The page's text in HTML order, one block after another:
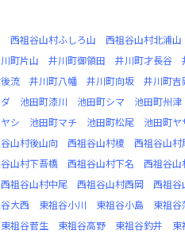
西祖谷山村ふしろ山 西祖谷山村北浦山
町片山 井川町御領田 井川町才長谷
流 井川町八幡 井川町向坂 井川町吉
池田町漆川 池田町シマ 池田町州津
シ 池田町マチ 池田町松尾 池田町ヤ
山村後山向 西祖谷山村榎
西祖谷山村
山村下吾橋 西祖谷山村下名 西祖谷山
西祖谷山村中尾 西祖谷山村西岡
西祖谷
大西 東祖谷小川 東祖谷小島 東祖谷
東祖谷菅生 東祖谷高野 東祖谷釣井 東